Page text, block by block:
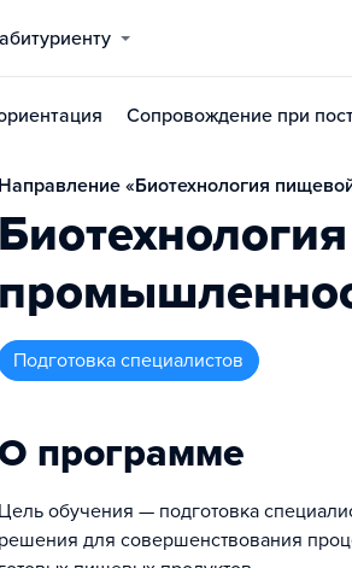
Сопровождение при
Направление «Биотехнология
подготовка специалистов
программе
Цель обучения — подготовка
решения для совершенствования